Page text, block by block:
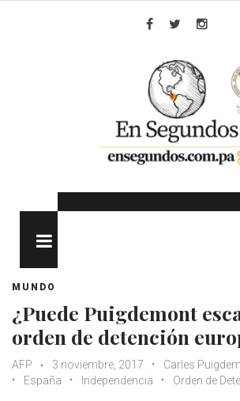
MUNDO
¿Puede Puigdemont
orden de detención
AFP 3 noviembre, 2017 Carles
España
Independencia Orden de